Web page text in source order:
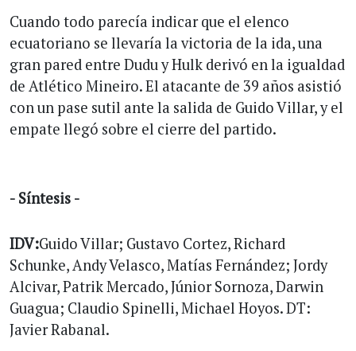
Cuando todo parecía indicar que el elenco
ecuatoriano se llevaría la victoria de la ida, una
gran pared entre Dudu y Hulk derivó en la igualdad
de Atlético Mineiro. El atacante de 39 años asistió
con un pase sutil ante la salida de Guido Villar, y el
empate llegó sobre el cierre del partido.
- Síntesis -
IDV:Guido Villar; Gustavo Cortez, Richard
Schunke, Andy Velasco, Matías Fernández; Jordy
Alcivar, Patrik Mercado, Júnior Sornoza, Darwin
Guagua; Claudio Spinelli, Michael Hoyos. DT:
Javier Rabanal.